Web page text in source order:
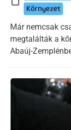
Környezet
Már nemcsak
megtalálták a
Abaúj-